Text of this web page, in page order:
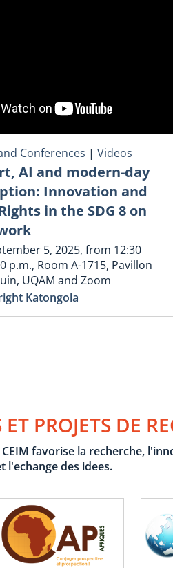
Conferences | Videos
AI and modern-day
Innovation and
in the SDG 8 on
5, 2025, from 12:30
p.m., Room A-1715, Pavillon
UQAM and Zoom
Katongola
PROJETS DE
favorise la recherche,
l'echange des idees.